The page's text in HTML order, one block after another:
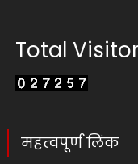
Total
महत्वपूर्ण लिंक